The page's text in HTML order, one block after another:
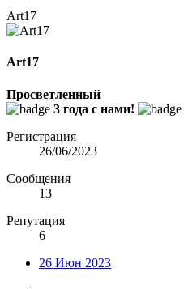
Art17
Art17
Просветленный
3 года с нами!
Регистрация
26/06/2023
Сообщения
13
Репутация
6
26 Июн 2023